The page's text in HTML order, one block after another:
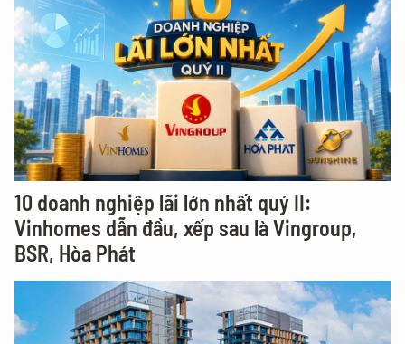
10 doanh nghiệp lãi lớn nhất quý II:
Vinhomes dẫn đầu, xếp sau là Vingroup,
BSR, Hòa Phát